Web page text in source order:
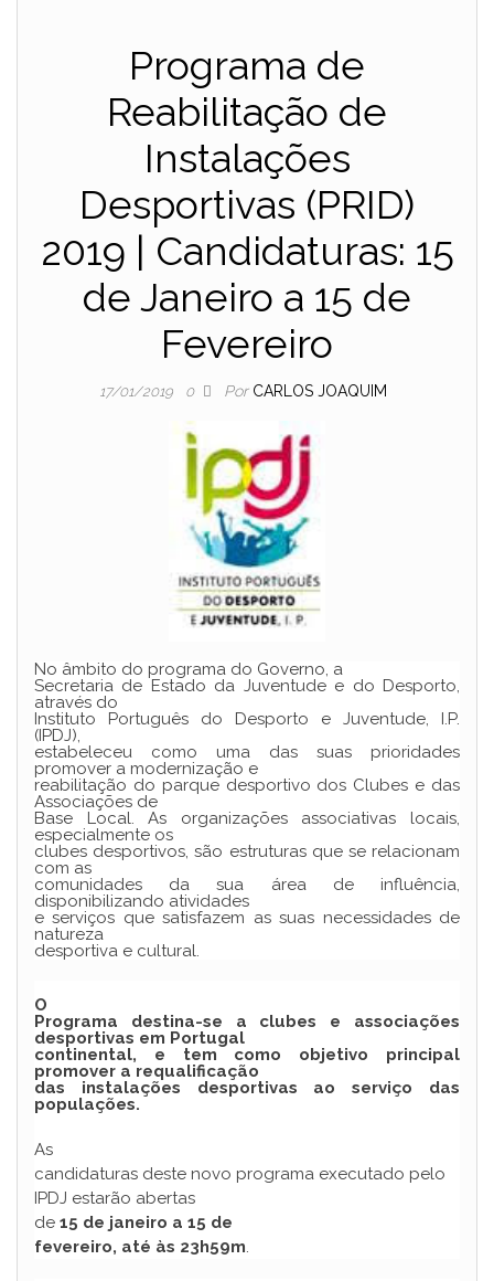
Programa de
Reabilitação de
Instalações
Desportivas (PRID)
2019 | Candidaturas: 15
de Janeiro a 15 de
Fevereiro
17/01/2019 0 Por CARLOS JOAQUIM
No âmbito do programa do Governo, a
Secretaria de Estado da Juventude e do Desporto,
através do
Instituto Português do Desporto e Juventude, I.P.
(IPDJ),
estabeleceu como uma das suas prioridades
promover a modernização e
reabilitação do parque desportivo dos Clubes e das
Associações de
Base Local. As organizações associativas locais,
especialmente os
clubes desportivos, são estruturas que se relacionam
com as
comunidades da sua área de influência,
disponibilizando atividades
e serviços que satisfazem as suas necessidades de
natureza
desportiva e cultural.
O
Programa destina-se a clubes e associações
desportivas em Portugal
continental, e tem como objetivo principal
promover a requalificação
das instalações desportivas ao serviço das
populações.
As
candidaturas deste novo programa executado pelo
IPDJ estarão abertas
de 15 de janeiro a 15 de
fevereiro, até às 23h59m.